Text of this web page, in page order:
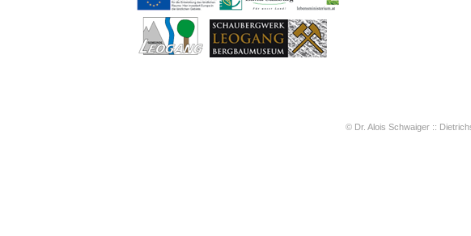
© Dr. Alois Schwaiger ::